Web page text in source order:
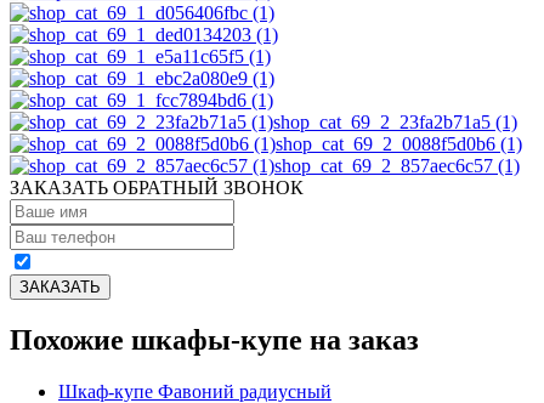
shop_cat_69_2_23fa2b71a5 (1)
shop_cat_69_2_0088f5d0b6 (1)
shop_cat_69_2_857aec6c57 (1)
ЗАКАЗАТЬ ОБРАТНЫЙ ЗВОНОК
Похожие шкафы-купе на заказ
Шкаф-купе Фавоний радиусный